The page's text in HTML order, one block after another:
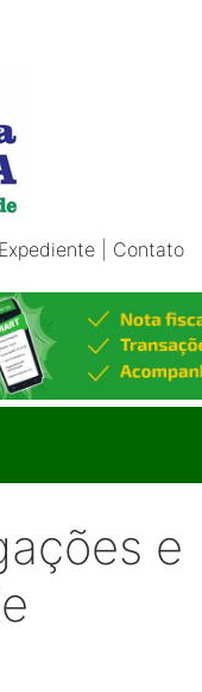
Expediente Contato
e